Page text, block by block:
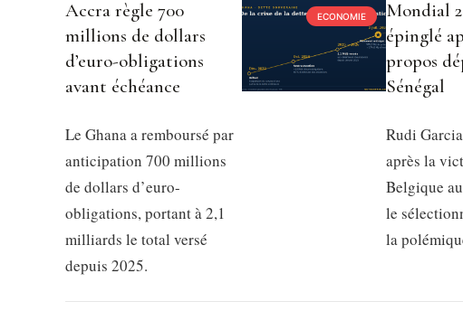
ECONOMIE
Accra règle 700
millions de dollars
d’euro-obligations
avant échéance
Le Ghana a remboursé par
anticipation 700 millions
de dollars d’euro-
obligations, portant à 2,1
milliards le total versé
depuis 2025.
Mondial
épinglé
propos
Sénégal
Rudi
après la
Belgique
le
la